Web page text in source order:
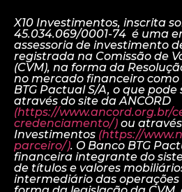
X10 Investimentos, inscrita
45.034.069/0001-74 é uma
assessoria de investimento
registrada na Comissão de
(CVM), na forma da
no mercado financeiro
BTG Pactual S/A, o que
através do site da ANCORD
(https://www.ancord.org.br/
credenciamento/) ou
Investimentos (https://
parceiro/). O Banco BTG
financeira integrante do
de títulos e valores
intermediário das operações